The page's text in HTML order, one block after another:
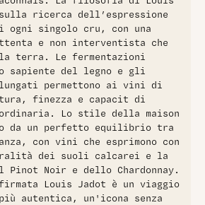
ricerca dell’espressione
ogni singolo cru, con una
e non interventista che
terra. Le fermentazioni
sapiente del legno e gli
permettono ai vini di
finezza e capacit di
Lo stile della maison
da un perfetto equilibrio tra
con vini che esprimono con
dei suoli calcarei e la
Pinot Noir e dello Chardonnay.
Louis Jadot è un viaggio
autentica, un'icona senza